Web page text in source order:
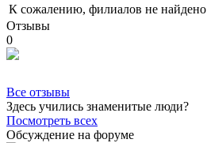
К сожалению, филиалов не найдено
Отзывы
0
Все отзывы
Здесь учились знаменитые люди?
Посмотреть всех
Обсуждение на форуме